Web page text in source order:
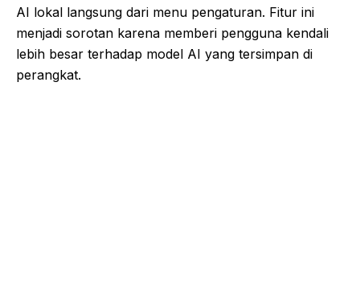
AI lokal langsung dari menu pengaturan. Fitur ini
menjadi sorotan karena memberi pengguna kendali
lebih besar terhadap model AI yang tersimpan di
perangkat.